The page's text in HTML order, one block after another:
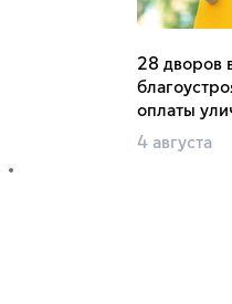
28 дворов
оплаты
4 августа